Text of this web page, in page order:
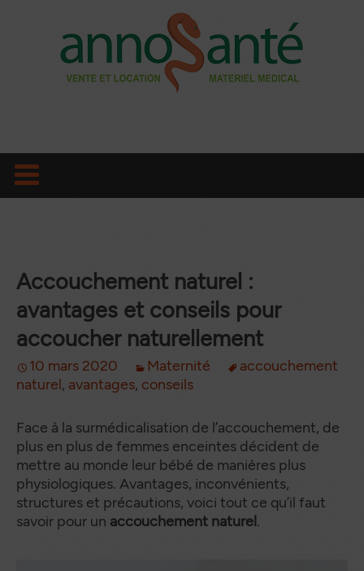
contenu
Accouchement naturel :
avantages et conseils pour
accoucher naturellement
10 mars 2020 Maternité
accouchement
naturel, avantages, conseils
Face à la surmédicalisation de l’accouchement, de
plus en plus de femmes enceintes décident de
mettre au monde leur bébé de manières plus
physiologiques. Avantages, inconvénients,
structures et précautions, voici tout ce qu’il faut
savoir pour un accouchement naturel .